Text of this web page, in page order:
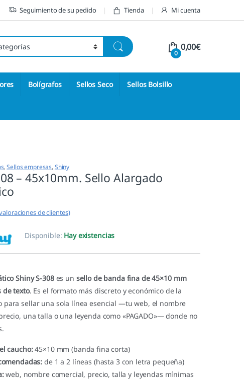
Seguimiento de su pedido Tienda Mi cuenta
0
0,00€
Bolígrafos Sellos Seco Sellos Bolsillo
,Sellos empresas, Shiny
– 45x10mm. Sello Alargado
de clientes)
Disponible: Hay existencias
Shiny S-308es un sello de banda fina de 45×10 mm
de texto. Es el formato más discreto y económico de la
para sellar una sola línea esencial —tu web, el nombre
una talla o una leyenda como «PAGADO»— donde no
caucho:45×10 mm (banda fina corta)
de 1 a 2 líneas (hasta 3 con letra pequeña)
web, nombre comercial, precio, talla y leyendas mínimas